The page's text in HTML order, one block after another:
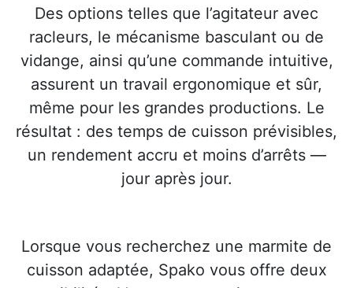
Des options telles que l’agitateur avec
racleurs, le mécanisme basculant ou de
vidange, ainsi qu’une commande intuitive,
assurent un travail ergonomique et sûr,
même pour les grandes productions. Le
résultat : des temps de cuisson prévisibles,
un rendement accru et moins d’arrêts —
jour après jour.
Lorsque vous recherchez une marmite de
cuisson adaptée, Spako vous offre deux